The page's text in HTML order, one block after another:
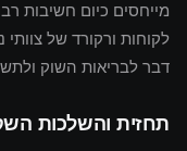
מייחסים כיום חשיבות
לקוחות ורקורד של צוותי
דבר לבריאות השוק
תחזית והשלכות